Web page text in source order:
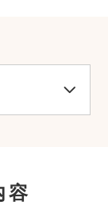
容